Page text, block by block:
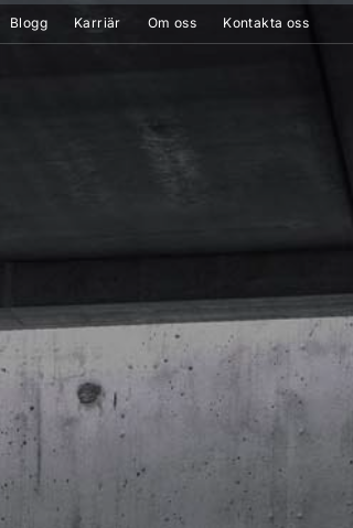
Blogg Karriär Om oss Kontakta oss